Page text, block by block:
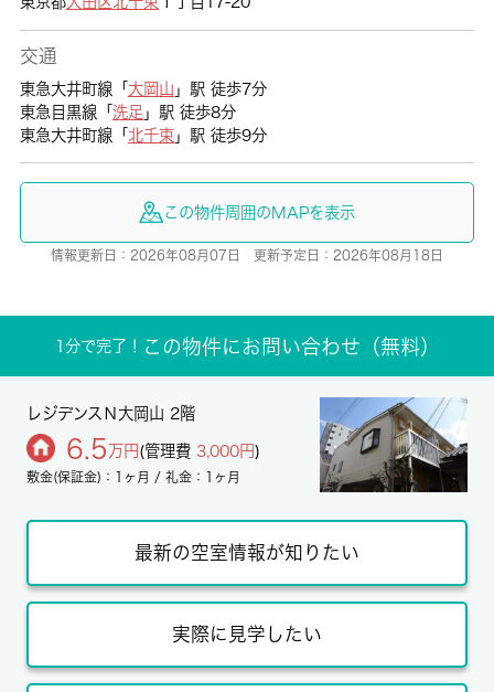
交通
東急大井町線「 大岡山 」駅 徒歩7分
東急目黒線「 洗足 」駅 徒歩8分
東急大井町線「 北千束」駅 徒歩9分
この物件周囲のMAPを表示
情報更新日：2026年08月07日 更新予定日：2026年08月18日
1分で完了！ この物件にお問い合わせ（無料）
レジデンスＮ大岡山 2階
6.5 万円 (管理費 3,000円)
敷金(保証金)：1ヶ月 / 礼金：1ヶ月
最新の空室情報が知りたい
実際に見学したい